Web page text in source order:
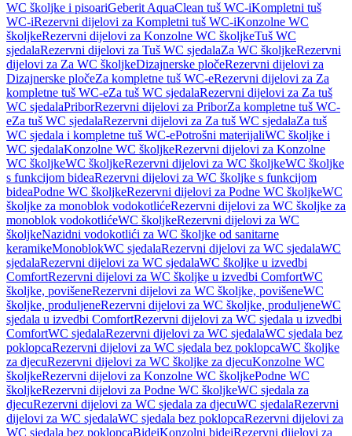
WC školjke i pisoariGeberit AquaClean tuš WC-iKompletni tuš
WC-iRezervni dijelovi za Kompletni tuš WC-iKonzolne WC
školjkeRezervni dijelovi za Konzolne WC školjkeTuš WC
sjedalaRezervni dijelovi za Tuš WC sjedalaZa WC školjkeRezervni
dijelovi za Za WC školjkeDizajnerske pločeRezervni dijelovi za
Dizajnerske pločeZa kompletne tuš WC-eRezervni dijelovi za Za
kompletne tuš WC-eZa tuš WC sjedalaRezervni dijelovi za Za tuš
WC sjedalaPriborRezervni dijelovi za PriborZa kompletne tuš WC-
eZa tuš WC sjedalaRezervni dijelovi za Za tuš WC sjedalaZa tuš
WC sjedala i kompletne tuš WC-ePotrošni materijaliWC školjke i
WC sjedalaKonzolne WC školjkeRezervni dijelovi za Konzolne
WC školjkeWC školjkeRezervni dijelovi za WC školjkeWC školjke
s funkcijom bideaRezervni dijelovi za WC školjke s funkcijom
bideaPodne WC školjkeRezervni dijelovi za Podne WC školjkeWC
školjke za monoblok vodokotlićeRezervni dijelovi za WC školjke za
monoblok vodokotlićeWC školjkeRezervni dijelovi za WC
školjkeNazidni vodokotlići za WC školjke od sanitarne
keramikeMonoblokWC sjedalaRezervni dijelovi za WC sjedalaWC
sjedalaRezervni dijelovi za WC sjedalaWC školjke u izvedbi
ComfortRezervni dijelovi za WC školjke u izvedbi ComfortWC
školjke, povišeneRezervni dijelovi za WC školjke, povišeneWC
školjke, produljeneRezervni dijelovi za WC školjke, produljeneWC
sjedala u izvedbi ComfortRezervni dijelovi za WC sjedala u izvedbi
ComfortWC sjedalaRezervni dijelovi za WC sjedalaWC sjedala bez
poklopcaRezervni dijelovi za WC sjedala bez poklopcaWC školjke
za djecuRezervni dijelovi za WC školjke za djecuKonzolne WC
školjkeRezervni dijelovi za Konzolne WC školjkePodne WC
školjkeRezervni dijelovi za Podne WC školjkeWC sjedala za
djecuRezervni dijelovi za WC sjedala za djecuWC sjedalaRezervni
dijelovi za WC sjedalaWC sjedala bez poklopcaRezervni dijelovi za
WC sjedala bez poklopcaBideiKonzolni bideiRezervni dijelovi za